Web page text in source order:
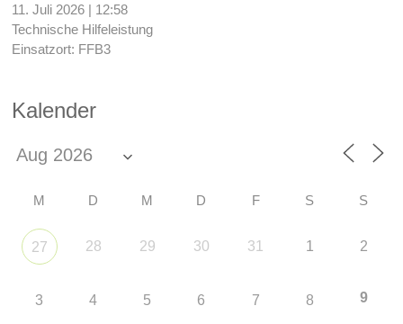
11. Juli 2026 | 12:58
Technische Hilfeleistung
Einsatzort: FFB3
Kalender
M D M D F S S
27 28 29 30 31 1 2
3 4 5 6 7 8 9